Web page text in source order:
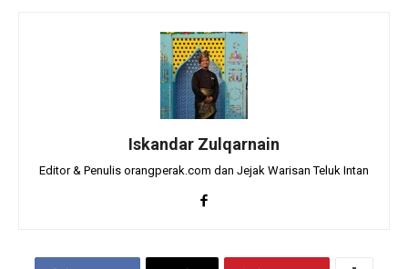
Iskandar Zulqarnain
Editor & Penulis orangperak.com dan Jejak Warisan Teluk Intan